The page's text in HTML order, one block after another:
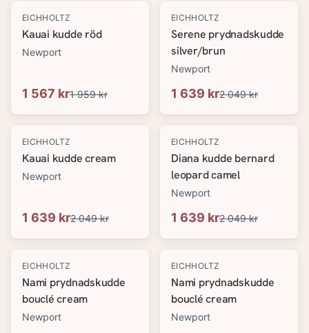
-20%
EICHHOLTZ
Kauai kudde röd
Newport
1 567 kr1 959 kr
-20%
EICHHOLTZ
Serene prydnadskudde
silver/brun
Newport
1 639 kr2 049 kr
-20%
EICHHOLTZ
Kauai kudde cream
Newport
1 639 kr2 049 kr
-20%
EICHHOLTZ
Diana kudde bernard
leopard camel
Newport
1 639 kr2 049 kr
-20%
EICHHOLTZ
Nami prydnadskudde
bouclé cream
Newport
-20%
EICHHOLTZ
Nami prydnadskudde
bouclé cream
Newport